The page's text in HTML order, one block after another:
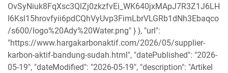
OvSyNiuk8FqXsc3QlZj0zkzfvEi_WK640jxMApJ7R3Z1J6LH
I6Ksl15hrovfyii6pdCQhVyUvp3FimLbrVLGRb1dNh3Ebaqco
/s600/logo%20Ady%20Water.png" } }, "url":
"https://www.hargakarbonaktif.com/2026/05/supplier-
karbon-aktif-bandung-sudah.html", "datePublished": "2026-
05-19", "dateModified": "2026-05-19", "description": "Artikel